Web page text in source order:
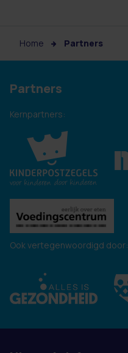
Home Partners
Partners
Kernpartners:
Ook vertegenwoordigd door: